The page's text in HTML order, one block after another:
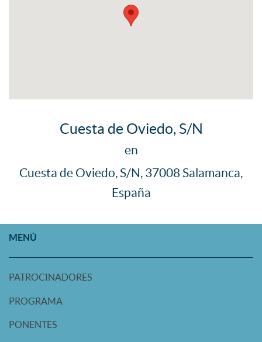
Cuesta de Oviedo, S/N
en
Cuesta de Oviedo, S/N, 37008 Salamanca,
España
MENÚ
PATROCINADORES
PROGRAMA
PONENTES